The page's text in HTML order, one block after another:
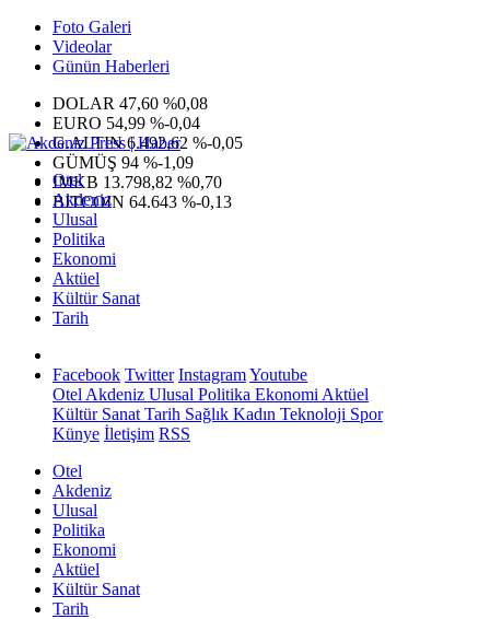
Foto Galeri
Videolar
Günün Haberleri
DOLAR 47,60 %0,08
EURO 54,99 %-0,04
G.ALTIN6.492,62 %-0,05
GÜMÜŞ 94 %-1,09
IMKB 13.798,82 %0,70
BITCOIN 64.643 %-0,13
Otel
Akdeniz
Ulusal
Politika
Ekonomi
Aktüel
Kültür Sanat
Tarih
Facebook Twitter InstagramYoutube
Otel Akdeniz Ulusal Politika Ekonomi Aktüel
Kültür Sanat Tarih Sağlık Kadın Teknoloji Spor
Künye İletişim RSS
Otel
Akdeniz
Ulusal
Politika
Ekonomi
Aktüel
Kültür Sanat
Tarih